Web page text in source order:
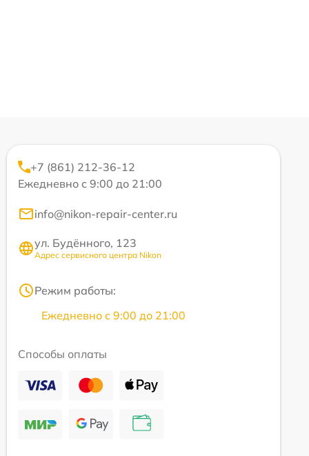
+7 (861) 212-36-12
Ежедневно с 9:00 до 21:00
info@nikon-repair-center.ru
ул. Будённого, 123
Адрес сервисного центра Nikon
Режим работы:
Ежедневно с 9:00 до 21:00
Способы оплаты